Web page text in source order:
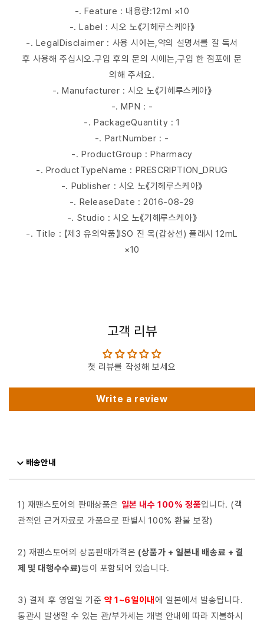
-. Feature : 내용량:12ml ×10
-. Label : 시오 노《기헤루스케아》
-. LegalDisclaimer : 사용 시에는,약의 설명서를 잘 독서
후 사용해 주십시오.구입 후의 문의 시에는,구입 한 점포에 문
의해 주세요.
-. Manufacturer : 시오 노《기헤루스케아》
-. MPN : -
-. PackageQuantity : 1
-. PartNumber : -
-. ProductGroup : Pharmacy
-. ProductTypeName : PRESCRIPTION_DRUG
-. Publisher : 시오 노《기헤루스케아》
-. ReleaseDate : 2016-08-29
-. Studio : 시오 노《기헤루스케아》
-. Title : 【제3 유의약품】ISO 진 목(갑상선) 플래시 12mL
×10
고객 리뷰
첫 리뷰를 작성해 보세요
Write a review
배송안내
1) 재팬스토어의 판매상품은 일본 내수 100% 정품입니다. (객
관적인 근거자료로 가품으로 판별시 100% 환불 보장)
2) 재팬스토어의 상품판매가격은 (상품가 + 일본내 배송료 + 결
제 및 대행수수료)등이 포함되어 있습니다.
3) 결제 후 영업일 기준 약 1~6일이내 에 일본에서 발송됩니다.
통관시 발생할 수 있는 관/부가세는 개별 안내에 따라 지불하시